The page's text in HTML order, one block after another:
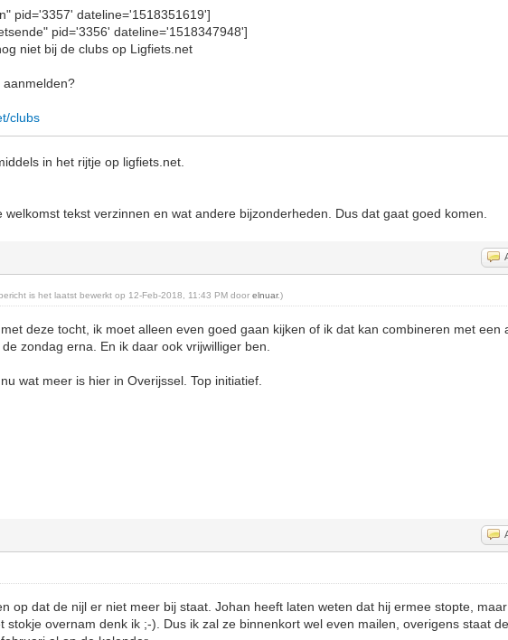
pid='3357' dateline='1518351619']
pid='3356' dateline='1518347948']
niet bij de clubs op Ligfiets.net
aanmelden?
clubs
in het rijtje op ligfiets.net.
welkomst tekst verzinnen en wat andere bijzonderheden. Dus dat gaat goed komen.
is het laatst bewerkt op 12-Feb-2018, 11:43 PM doorelnuar.)
deze tocht, ik moet alleen even goed gaan kijken of ik dat kan combineren met een
zondag erna. En ik daar ook vrijwilliger ben.
wat meer is hier in Overijssel. Top initiatief.
op dat de nijl er niet meer bij staat. Johan heeft laten weten dat hij ermee stopte, maar
stokje overnam denk ik ;-). Dus ik zal ze binnenkort wel even mailen, overigens staat de